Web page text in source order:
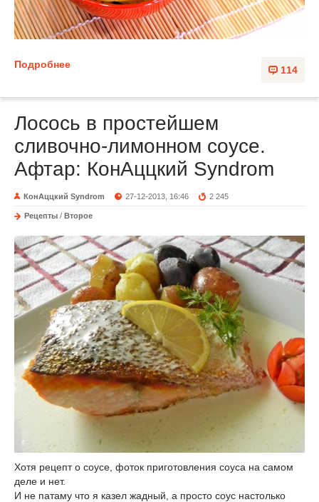
114
Подробнее
Лосось в простейшем
сливочно-лимонном соусе.
Афтар: КонАццкий Syndrom
КонАццкий Syndrom 27-12-2013, 16:46 2 245
Рецепты / Второе
Хотя рецепт о соусе, фоток приготовления соуса на самом
деле и нет.
И не патаму что я казел жадный, а просто соус настолько